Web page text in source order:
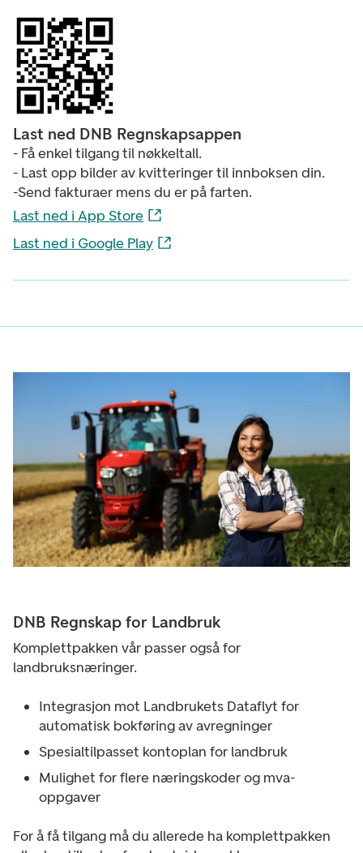
Last ned DNB Regnskapsappen
- Få enkel tilgang til nøkkeltall.
- Last opp bilder av kvitteringer til innboksen din.
-Send fakturaer mens du er på farten.
Last ned i App Store
Last ned i Google Play
DNB Regnskap for Landbruk​
Komplettpakken vår passer også for
landbruksnæringer.
Integrasjon mot Landbrukets Dataflyt for
automatisk bokføring av avregninger
Spesialtilpasset kontoplan for landbruk​
Mulighet for flere næringskoder og mva-
oppgaver
For å få tilgang må du allerede ha komplettpakken